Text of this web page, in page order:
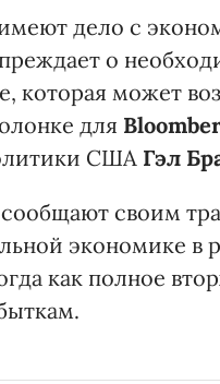
дело с
о
которая может
для
США Гэл
своим
экономике в
как полное